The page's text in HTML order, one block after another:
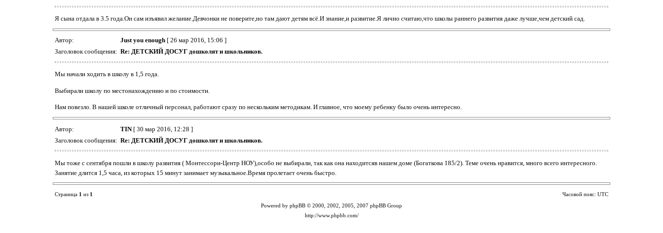
Я сына отдала в 3.5 года.Он сам изъявил желание.Девчонки не поверите,но там дают детям всё.И знание,и развитие.Я лично считаю,что школы раннего развития даже лучше,чем детский сад.
Автор: Just you enough [ 26 мар 2016, 15:06 ]
Заголовок сообщения: Re: ДЕТСКИЙ ДОСУГ дошколят и школьников.
Мы начали ходить в школу в 1,5 года.
Выбирали школу по местонахождению и по стоимости.
Нам повезло. В нашей школе отличный персонал, работают сразу по нескольким методикам. И главное, что моему ребенку было очень интересно.
Автор: TIN[ 30 мар 2016, 12:28 ]
Заголовок сообщения: Re: ДЕТСКИЙ ДОСУГ дошколят и школьников.
Мы тоже с сентября пошли в школу развития ( Монтессори-Центр НОУ),особо не выбирали, так как она находитсяв нашем доме (Богаткова 185/2). Теме очень нравится, много всего интересного.
Занятие длится 1,5 часа, из которых 15 минут занимает музыкальное.Время пролетает очень быстро.
Страница 1 из 1 Часовой пояс: UTC
Powered by phpBB © 2000, 2002, 2005, 2007 phpBB Group
http://www.phpbb.com/